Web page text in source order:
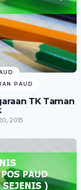
PAUD
TK Taman
2015